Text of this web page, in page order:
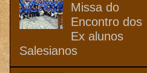
Missa do
Encontro dos
Ex alunos
Salesianos